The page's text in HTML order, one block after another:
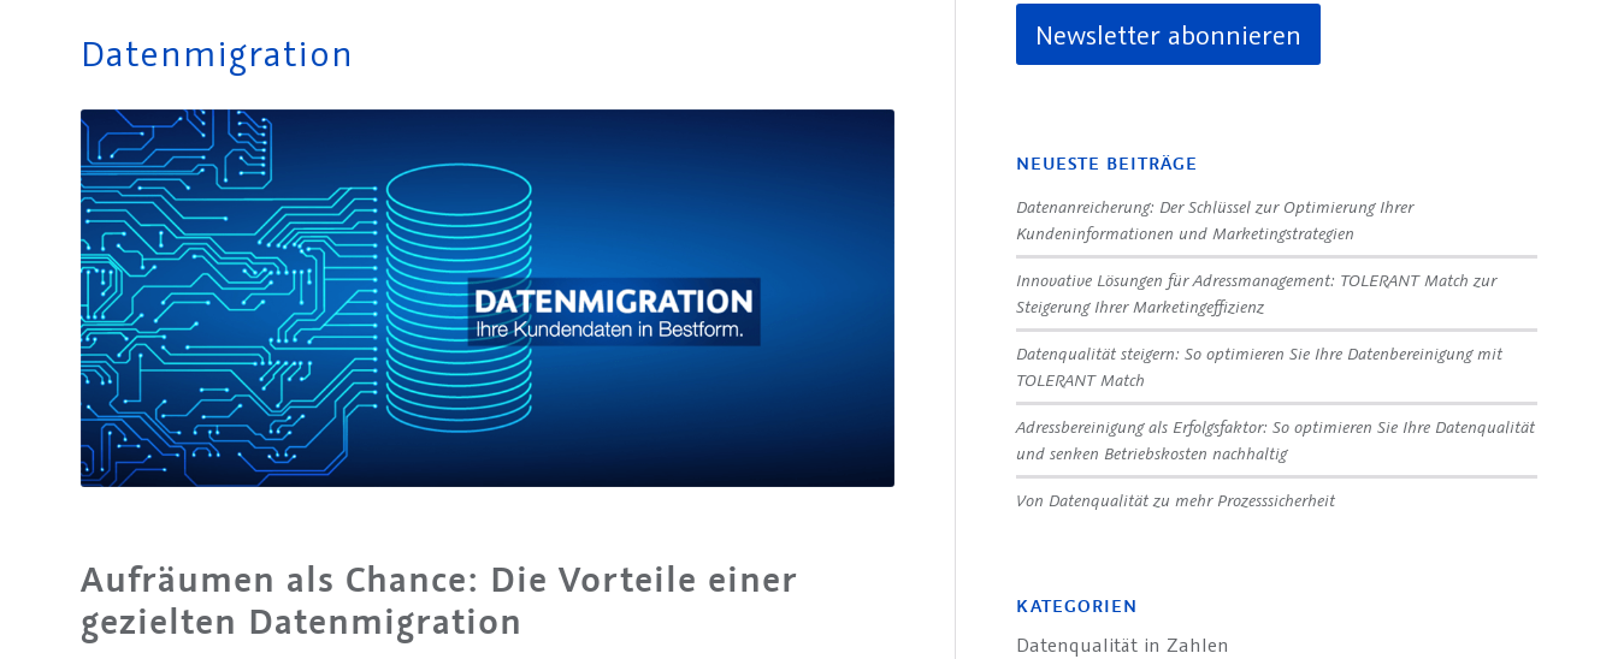
Datenmigration
Aufräumen als Chance: Die Vorteile einer
gezielten Datenmigration
Newsletter abonnieren
NEUESTE BEITRÄGE
Datenanreicherung: Der Schlüssel zur Optimierung Ihrer
Kundeninformationen und Marketingstrategien
Innovative Lösungen für Adressmanagement: TOLERANT Match zur
Steigerung Ihrer Marketingeffizienz
Datenqualität steigern: So optimieren Sie Ihre Datenbereinigung mit
TOLERANT Match
Adressbereinigung als Erfolgsfaktor: So optimieren Sie Ihre Datenqualität
und senken Betriebskosten nachhaltig
Von Datenqualität zu mehr Prozesssicherheit
KATEGORIEN
Datenqualität in Zahlen